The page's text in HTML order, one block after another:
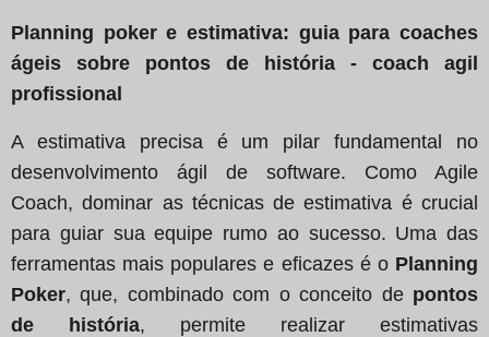
Planning poker e estimativa: guia para coaches
ágeis sobre pontos de história - coach agil
profissional
A estimativa precisa é um pilar fundamental no
desenvolvimento ágil de software. Como Agile
Coach, dominar as técnicas de estimativa é crucial
para guiar sua equipe rumo ao sucesso. Uma das
ferramentas mais populares e eficazes é o Planning
Poker, que, combinado com o conceito de pontos
de história, permite realizar estimativas